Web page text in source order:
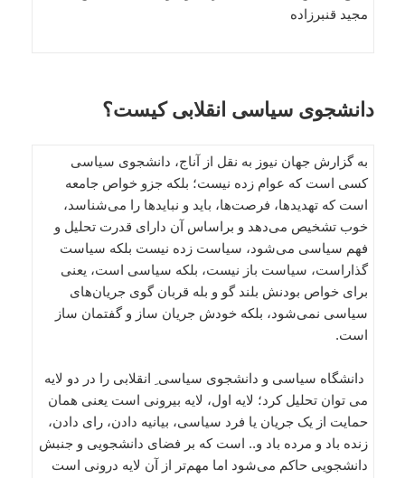
مجید قنبرزاده
دانشجوی سیاسی انقلابی کیست؟
به گزارش جهان نیوز به نقل از آناج، دانشجوی سیاسی
کسی است که عوام زده نیست؛ بلکه جزو خواص جامعه
است که تهدیدها، فرصت‌‌‌ها، باید و نبایدها را می‌‌شناسد،
خوب تشخیص می‌‌دهد و براساس آن دارای قدرت تحلیل و
فهم سیاسی می‌‌شود، سیاست زده نیست بلکه سیاست
گذاراست، سیاست باز نیست، بلکه سیاسی است، یعنی
برای خواص بودنش بلند گو و بله قربان گوی جریان‌‌های
سیاسی نمی‌‌شود، بلکه خودش جریان ساز و گفتمان ساز
است.
دانشگاه سیاسی و دانشجوی سیاسی ِ انقلابی را در دو لایه
می توان تحلیل کرد؛ لایه اول، لایه بیرونی است یعنی همان
حمایت از یک جریان یا فرد سیاسی، بیانیه دادن، رای دادن،
زنده باد و مرده باد و.. است که بر فضای دانشجویی و جنبش
دانشجویی حاکم می‌‌شود اما مهم‌‌تر از آن لایه درونی است